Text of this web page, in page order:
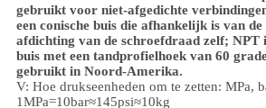
gebruikt voor niet-afgedichte
een conische buis die afhankelijk is van
afdichting van de schroefdraad zelf; NPT
buis met een tandprofielhoek van 60
gebruikt in Noord-Amerika.
V: Hoe drukseenheden om te zetten: MPa,
1MPa=10bar≈145psi≈10kg